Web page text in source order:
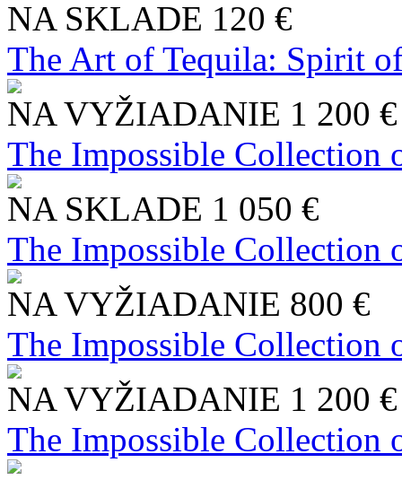
NA SKLADE 120 €
The Art of Tequila: Spirit
NA VYŽIADANIE 1 200 €
The Impossible Collection
NA SKLADE 1 050 €
The Impossible Collection
NA VYŽIADANIE 800 €
The Impossible Collection
NA VYŽIADANIE 1 200 €
The Impossible Collection